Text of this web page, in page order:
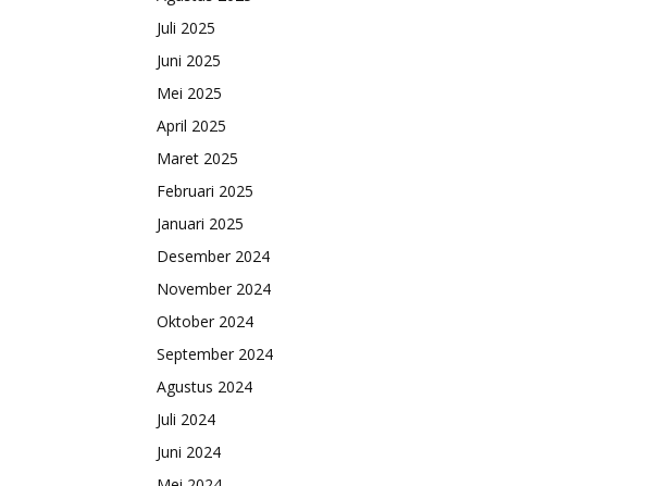
Juli 2025
Juni 2025
Mei 2025
April 2025
Maret 2025
Februari 2025
Januari 2025
Desember 2024
November 2024
Oktober 2024
September 2024
Agustus 2024
Juli 2024
Juni 2024